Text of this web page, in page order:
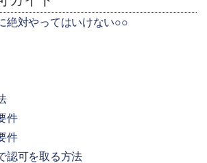
絶対やってはいけない○○
件
件
認可を取る方法